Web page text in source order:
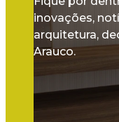
inovações,
arquitetura,
Arauco.